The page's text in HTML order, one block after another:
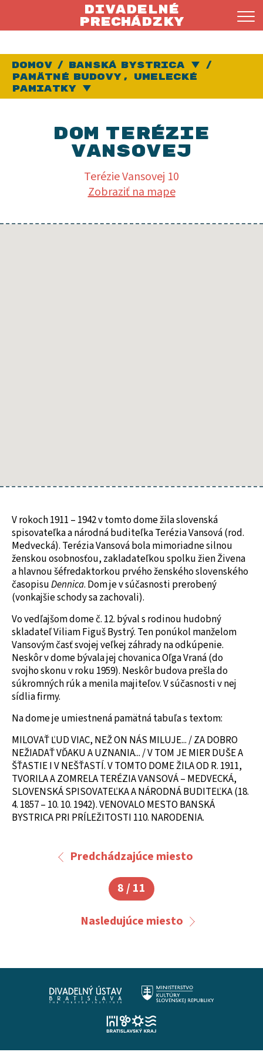
Divadelné
prechádzky
Domov Banská Bystrica
Vybrať
Pamätné budovy, Umelecké
pamiatky
Dom Terézie
Vansovej
dome
Terézie Vansovej 10
Zobraziť na mape
V rokoch 1911 – 1942 v tomto dome žila slovenská
spisovateľka a národná buditeľka Terézia Vansová (rod.
Medvecká). Terézia Vansová bola mimoriadne silnou
ženskou osobnosťou, zakladateľkou spolku žien Živena
a hlavnou šéfredaktorkou prvého ženského slovenského
časopisuDennica. Dom je v súčasnosti prerobený
(vonkajšie schody sa zachovali).
Vo vedľajšom dome č. 12. býval s rodinou hudobný
skladateľ Viliam Figuš Bystrý. Ten ponúkol manželom
Vansovým časť svojej veľkej záhrady na odkúpenie.
Neskôr v dome bývala jej chovanica Oľga Vraná (do
svojho skonu v roku 1959). Neskôr budova prešla do
súkromných rúk a menila majiteľov. V súčasnosti v nej
sídlia firmy.
Na dome je umiestnená pamätná tabuľa s textom:
MILOVAŤ ĽUD VIAC, NEŽ ON NÁS MILUJE... / ZA DOBRO
NEŽIADAŤ VĎAKU A UZNANIA... / V TOM JE MIER DUŠE A
ŠŤASTIE I V NEŠŤASTÍ. V TOMTO DOME ŽILA OD R. 1911,
TVORILA A ZOMRELA TERÉZIA VANSOVÁ – MEDVECKÁ,
SLOVENSKÁ SPISOVATEĽKA A NÁRODNÁ BUDITEĽKA (18.
4. 1857 – 10. 10. 1942). VENOVALO MESTO BANSKÁ
BYSTRICA PRI PRÍLEŽITOSTI 110. NARODENIA.
8 / 11
Predchádzajúce miesto
Nasledujúce miesto